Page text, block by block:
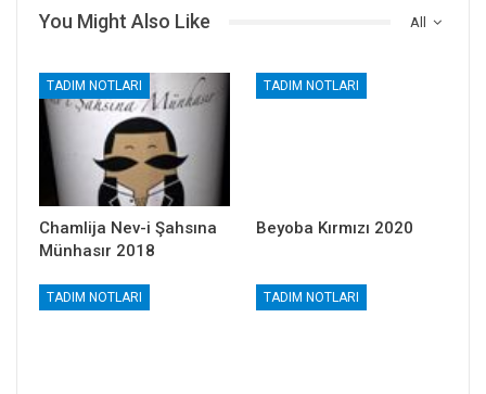
All
You Might Also Like
TADIM NOTLARI
Chamlija Nev-i Şahsına
Münhasır 2018
TADIM NOTLARI
Beyoba Kırmızı 2020
TADIM NOTLARI TADIM NOTLARI